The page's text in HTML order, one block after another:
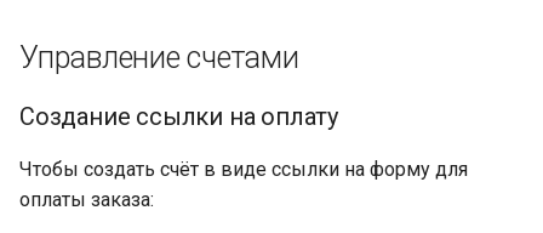
Управление счетами
Создание ссылки на оплату
Чтобы создать счёт в виде ссылки на форму для
оплаты заказа: